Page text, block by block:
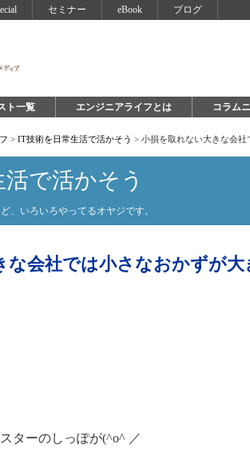
セミナー eBook ブログ
ト一覧 エンジニアライフとは コラム
> IT技術を日常生活で活かそう > 小損を取れない大きな会社
で活かそう
、いろいろやってるオヤジです。
な会社では小さなおかずが大
ターのしっぽが(^o^ ／